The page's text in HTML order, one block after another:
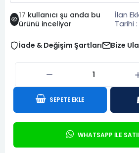
17 kullanıcı şu anda bu
ürünü inceliyor
İlan
Tarihi :
İade & Değişim Şartları Bize
SEPETE EKLE
WHATSAPP İLE